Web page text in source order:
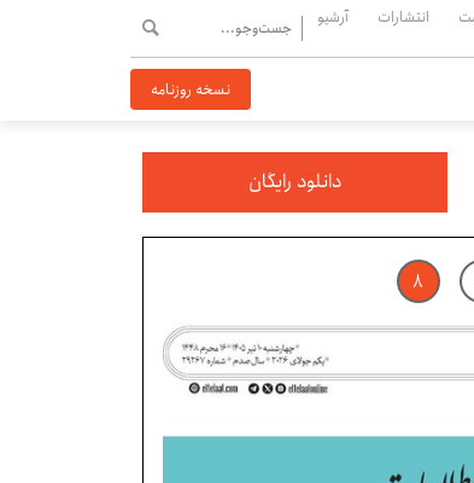
انتشارات آرشیو
نسخه روزنامه
دانلود رایگان
۸